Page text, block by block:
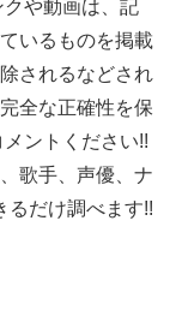
や動画は、記
いるものを掲載
されるなどされ
全な正確性を保
ントください!!
歌手、声優、ナ
るだけ調べます!!